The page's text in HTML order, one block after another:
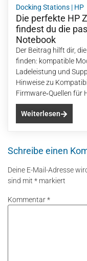
Docking Stations | HP
Die perfekte HP
findest du die
Notebook
Der Beitrag hilft dir,
finden: kompatible
Ladeleistung und
Hinweise zu
Firmware‑Quellen für
Weiterlesen
Schreibe einen
Deine E-Mail-Adresse
sind mit * markiert
Kommentar*